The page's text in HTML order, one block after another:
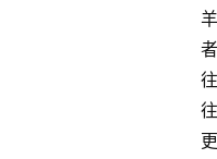
羊
者
往
往
更